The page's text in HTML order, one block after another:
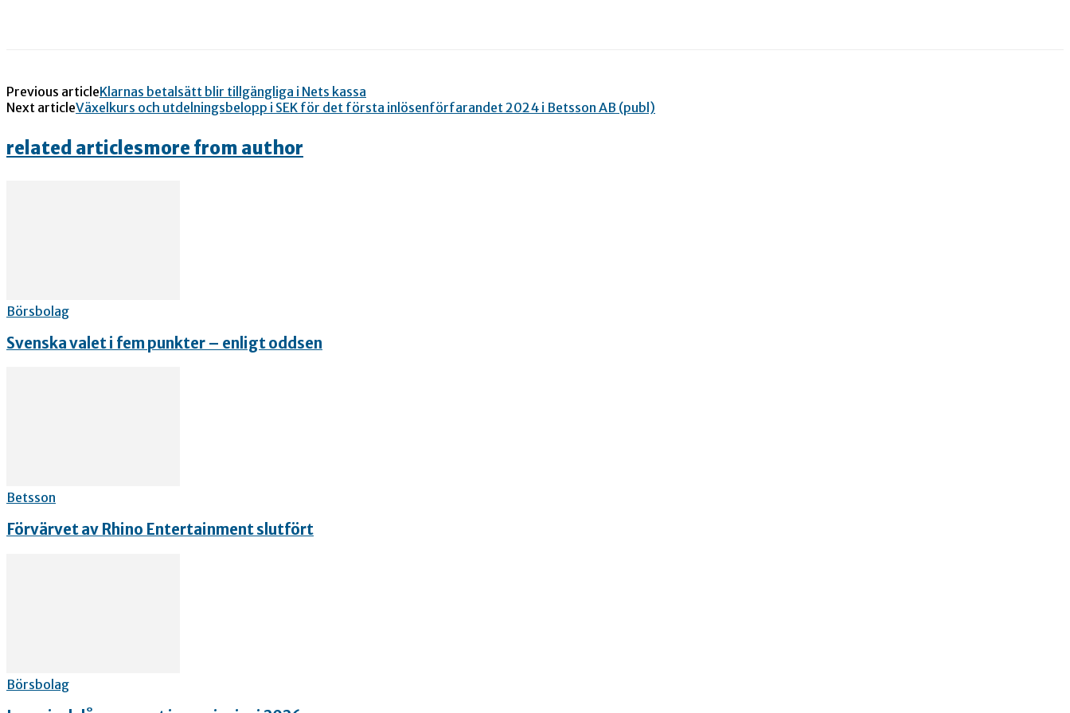
Previous articleKlarnas betalsätt blir tillgängliga i Nets kassa
Next articleVäxelkurs och utdelningsbelopp i SEK för det första inlösenförfarandet 2024 i Betsson AB (publ)
related articlesmore from author
Börsbolag
Svenska valet i fem punkter – enligt oddsen
Betsson
Förvärvet av Rhino Entertainment slutfört
Börsbolag